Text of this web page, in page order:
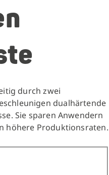
durch zwei
dualhärtende
Sie sparen Anwendern
höhere Produktionsraten.